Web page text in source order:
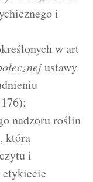
i
w art
ustawy
nadzoru roślin
która
i
etykiecie